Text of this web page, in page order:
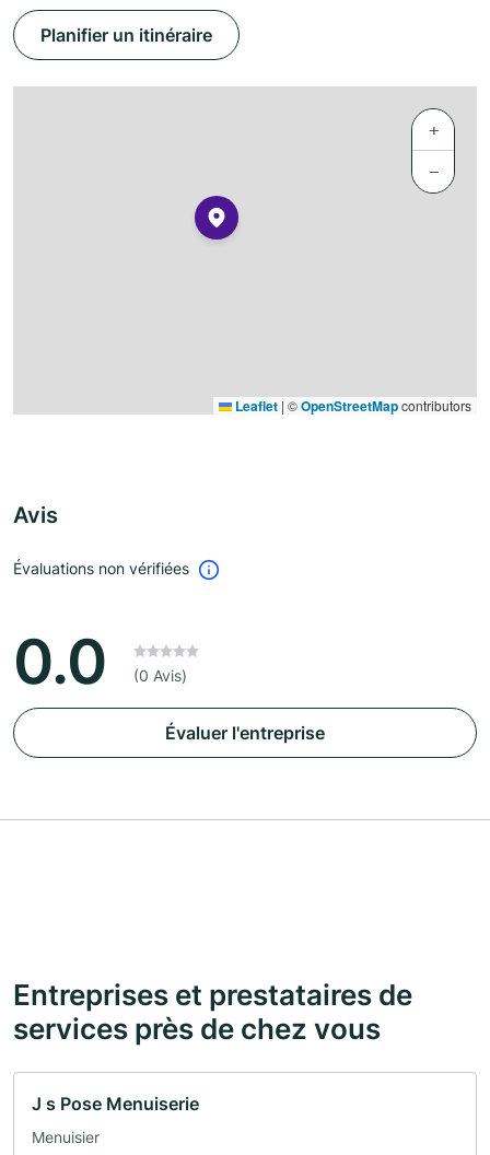
Planifier un itinéraire
+
−
Leaflet | ©OpenStreetMapcontributors
Avis
Évaluations non vérifiées
0.0 (0 Avis)
Évaluer l'entreprise
Entreprises et prestataires de
services près de chez vous
J s Pose Menuiserie
Menuisier